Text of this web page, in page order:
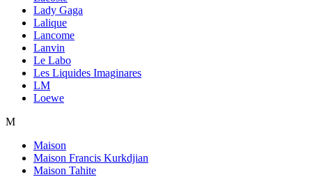
Lady Gaga
Lalique
Lancome
Lanvin
Le Labo
Les Liquides Imaginares
LM
Loewe
M
Maison
Maison Francis Kurkdjian
Maison Tahite